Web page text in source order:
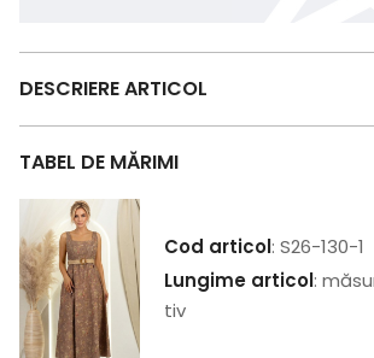
DESCRIERE ARTICOL
TABEL DE MĂRIMI
Cod articol: S26-130-1
Lungime articol:
tiv